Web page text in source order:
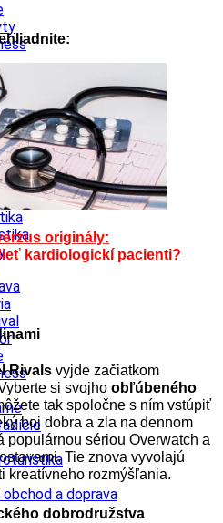
obchod a doprava
kraj
obchod a doprava
originály:
kardiologickí pacienti?
Rivals vyjde začiatkom
si svojho obľúbeného
tak spoločne s ním vstúpiť
boj dobra a zla na dennom
populárnou sériou Overwatch a
Tie znova vyvolajú
kreatívneho rozmýšľania.
dobrodružstva